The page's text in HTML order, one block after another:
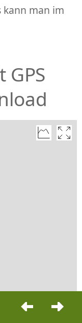
Beitrags-
Navigation
kann man im